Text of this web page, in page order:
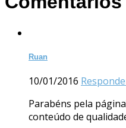
Ruan
10/01/2016
Parabéns pela
conteúdo de